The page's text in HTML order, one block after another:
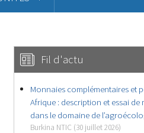
Fil d'actu
Monnaies complémentaires et
Afrique : description et essai
dans le domaine de
Burkina NTIC (30 juillet 2026)